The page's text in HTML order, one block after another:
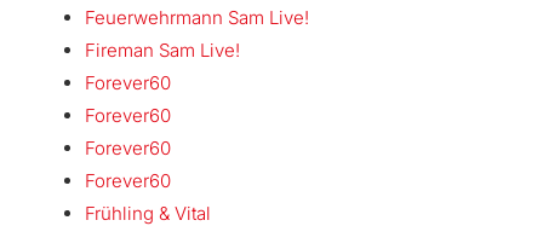
Feuerwehrmann Sam Live!
Fireman Sam Live!
Forever60
Forever60
Forever60
Forever60
Frühling & Vital